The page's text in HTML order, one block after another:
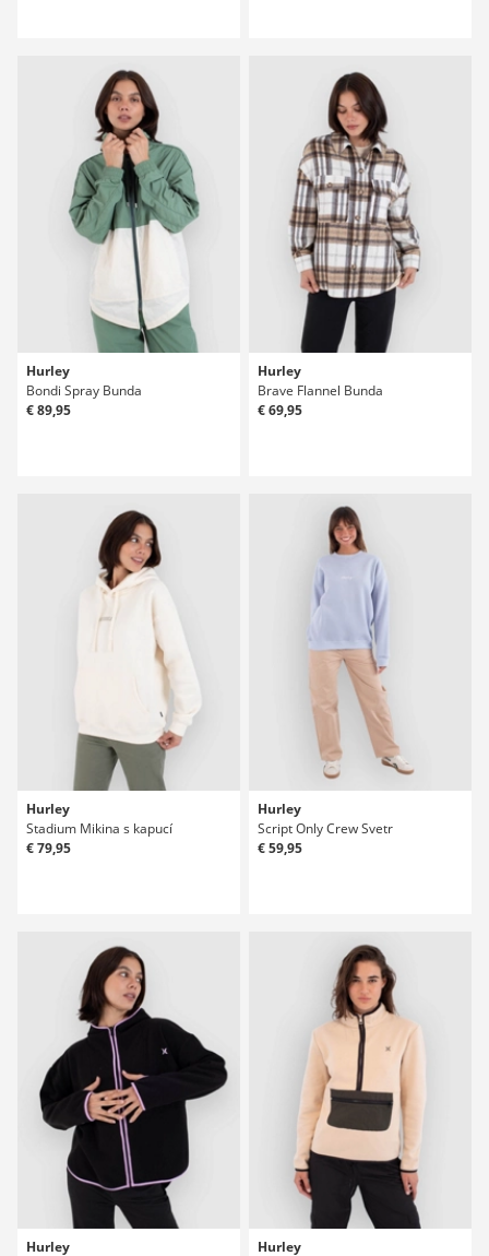
Hurley
Bondi Spray Bunda
€ 89,95
Hurley
Brave Flannel Bunda
€ 69,95
Hurley
Stadium Mikina s kapucí
€ 79,95
Hurley
Script Only Crew Svetr
€ 59,95
Hurley Hurley